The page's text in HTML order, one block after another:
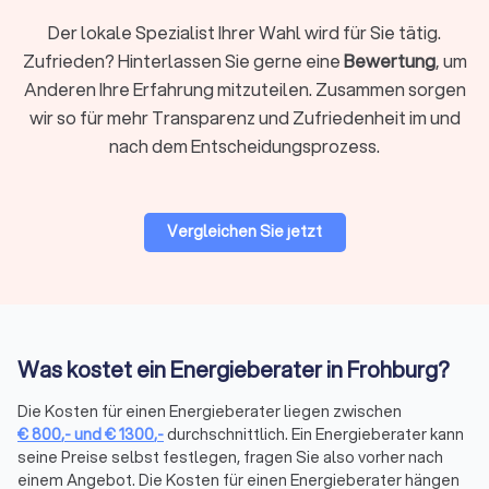
gewährleisten und die Erreichung der angestrebten
Energieeinsparungen zu überprüfen.
Wie finde ich einen Energieberater in
vertrauenswürdige Energieberater in Ihrer Nähe zu finden. Auf
unserer Plattform können Sie vier kostenlose und
verschiedene Bedürfnisse in Frohburg
Der lokale Spezialist Ihrer Wahl wird für Sie tätig.
Zufrieden? Hinterlassen Sie gerne eineBewertung, um
Anderen Ihre Erfahrung mitzuteilen. Zusammen sorgen
wir so für mehr Transparenz und Zufriedenheit im und
nach dem Entscheidungsprozess.
Vergleichen Sie jetzt
Was kostet ein Energieberater in Frohburg?
Die Kosten für einen Energieberater liegen zwischen
€800,-und€1300,-durchschnittlich. Ein Energieberater kann
seine Preise selbst festlegen, fragen Sie also vorher nach
einem Angebot. Die Kosten für einen Energieberater hängen